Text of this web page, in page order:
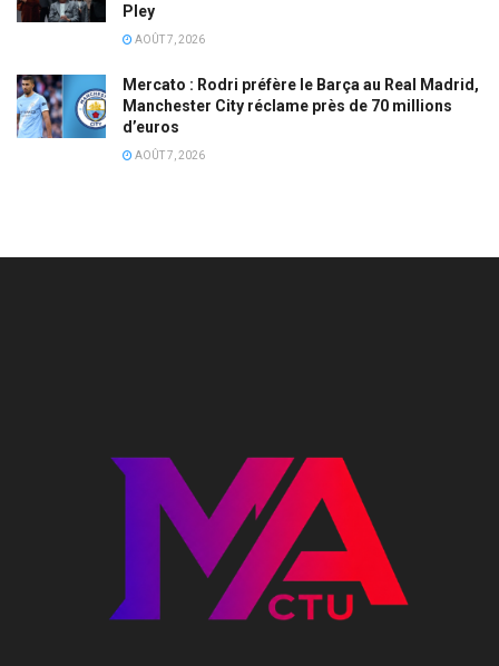
Pley
AOÛT 7, 2026
Mercato : Rodri préfère le Barça au Real Madrid,
Manchester City réclame près de 70 millions
d’euros
AOÛT 7, 2026